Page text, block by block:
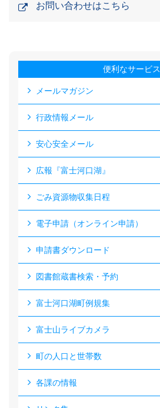
お問い合わせはこちら
便利なサービス
メールマガジン
行政情報メール
安心安全メール
広報『富士河口湖』
ごみ資源物収集日程
電子申請（オンライン申請）
申請書ダウンロード
図書館蔵書検索・予約
富士河口湖町例規集
富士山ライブカメラ
町の人口と世帯数
各課の情報